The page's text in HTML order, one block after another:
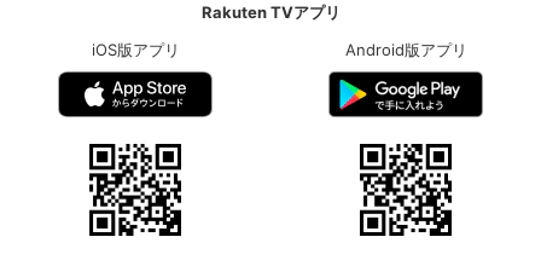
Rakuten TVアプリ
iOS版アプリ
Android版アプリ